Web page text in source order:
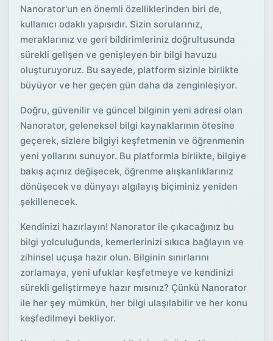
Nanorator'un en önemli özelliklerinden biri de,
kullanıcı odaklı yapısıdır. Sizin sorularınız,
meraklarınız ve geri bildirimleriniz doğrultusunda
sürekli gelişen ve genişleyen bir bilgi havuzu
oluşturuyoruz. Bu sayede, platform sizinle birlikte
büyüyor ve her geçen gün daha da zenginleşiyor.
Doğru, güvenilir ve güncel bilginin yeni adresi olan
Nanorator, geleneksel bilgi kaynaklarının ötesine
geçerek, sizlere bilgiyi keşfetmenin ve öğrenmenin
yeni yollarını sunuyor. Bu platformla birlikte, bilgiye
bakış açınız değişecek, öğrenme alışkanlıklarınız
dönüşecek ve dünyayı algılayış biçiminiz yeniden
şekillenecek.
Kendinizi hazırlayın! Nanorator ile çıkacağınız bu
bilgi yolculuğunda, kemerlerinizi sıkıca bağlayın ve
zihinsel uçuşa hazır olun. Bilginin sınırlarını
zorlamaya, yeni ufuklar keşfetmeye ve kendinizi
sürekli geliştirmeye hazır mısınız? Çünkü Nanorator
ile her şey mümkün, her bilgi ulaşılabilir ve her konu
keşfedilmeyi bekliyor.